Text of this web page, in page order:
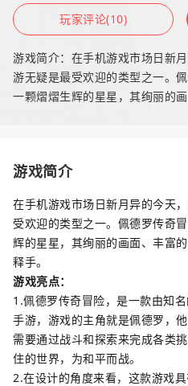
玩家评论(10)
游戏简介：在手机游戏市场日新
游无疑是最受欢迎的类型之一。
一颗熠熠生辉的星星，其绚丽的
游戏简介
在手机游戏市场日新月异的今天
受欢迎的类型之一。佩德罗传奇
辉的星星，其绚丽的画面、丰富
释手。
游戏亮点：
1.佩德罗传奇冒险，是一款由知
手游，游戏的主角就是佩德罗，
需要通过战斗和探索来完成各类
住的世界，为和平而战。
2.在设计的角度来看，这款游戏